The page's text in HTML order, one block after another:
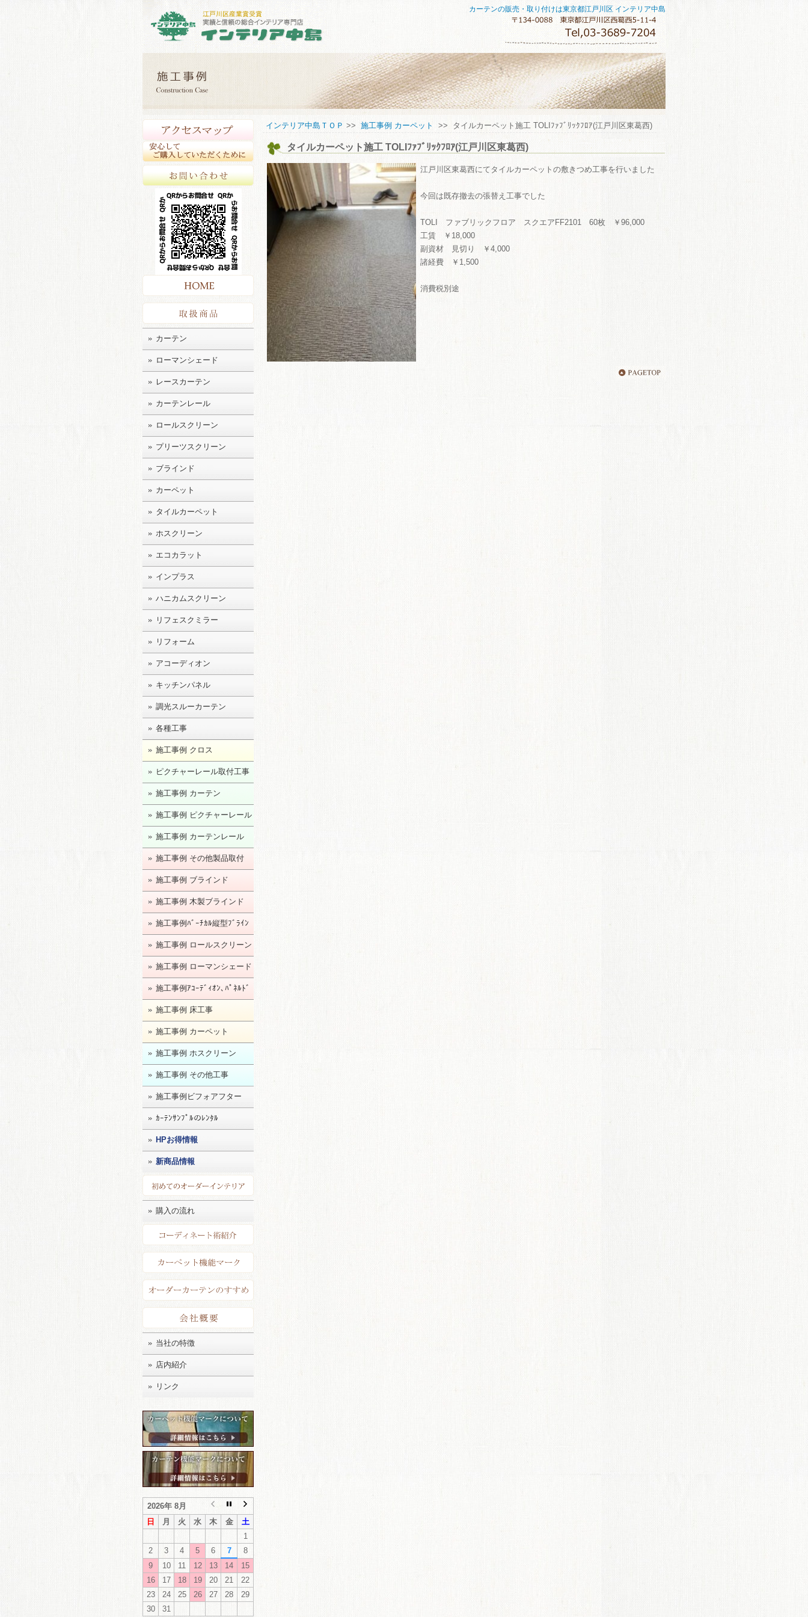
カーテンの販売・取り付けは東京都江戸川区 インテリア中島
アクセスマップ
安心してご購入していただくために
お問い合わせ
HOME
取扱商品
カーテン
ローマンシェード
レースカーテン
カーテンレール
ロールスクリーン
プリーツスクリーン
ブラインド
カーペット
タイルカーペット
ホスクリーン
エコカラット
インプラス
ハニカムスクリーン
リフェスクミラー
リフォーム
アコーディオン
キッチンパネル
調光スルーカーテン
各種工事
施工事例 クロス
ピクチャーレール取付工事
施工事例 カーテン
施工事例 ピクチャーレール
施工事例 カーテンレール
施工事例 その他製品取付
施工事例 ブラインド
施工事例 木製ブラインド
施工事例ﾊﾞｰﾁｶﾙ縦型ﾌﾞﾗｲﾝ
ﾄﾞ 施工事例 ロールスクリーン
施工事例 ローマンシェード
施工事例ｱｺｰﾃﾞｨｵﾝ､ﾊﾟﾈﾙﾄﾞ
施工事例 床工事
施工事例 カーペット
施工事例 ホスクリーン
施工事例 その他工事
施工事例ビフォアフター
ｶｰﾃﾝｻﾝﾌﾟﾙのﾚﾝﾀﾙ
HPお得情報
新商品情報
購入の流れ
当社の特徴
店内紹介
リンク
2026年 8月
日
月 火 水 木 金
土
1
2
3 4 5 6 7
8
9
10 11 12 13 14
15
16
17 18 19 20 21
22
23
24 25 26 27 28
29
30
31
インテリア中島ＴＯＰ >> 施工事例 カーペット >> タイルカーペット施工 TOLIﾌｧﾌﾞﾘｯｸﾌﾛｱ(江戸川区東葛西)
タイルカーペット施工 TOLIﾌｧﾌﾞﾘｯｸﾌﾛｱ(江戸川区東葛西)
江戸川区東葛西にてタイルカーペットの敷きつめ工事を行いました
今回は既存撤去の張替え工事でした
TOLI ファブリックフロア スクエアFF2101 60枚 ￥96,000
工賃 ￥18,000
副資材 見切り ￥4,000
諸経費 ￥1,500
消費税別途